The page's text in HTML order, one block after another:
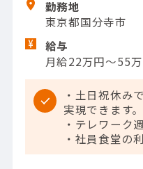
勤務地
東京都国分寺市
給与
月給22万円～55
・土日祝休み
実現できます。
・テレワーク
・社員食堂の